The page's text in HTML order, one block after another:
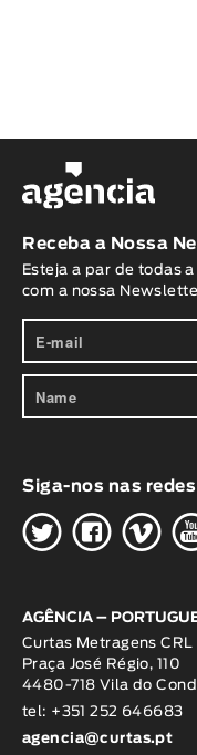
Receba a Nossa
Esteja a par de todas
com a nossa
Siga-nos nas
HGW
AGÊNCIA –
Curtas Metragens CRL
Praça José Régio, 110
4480-718 Vila do
tel: +351 252 646683
agencia@curtas.pt